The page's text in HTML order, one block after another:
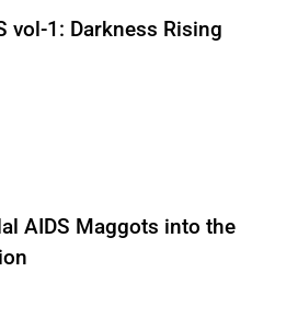
vol-1: Darkness Rising
AIDS Maggots into the